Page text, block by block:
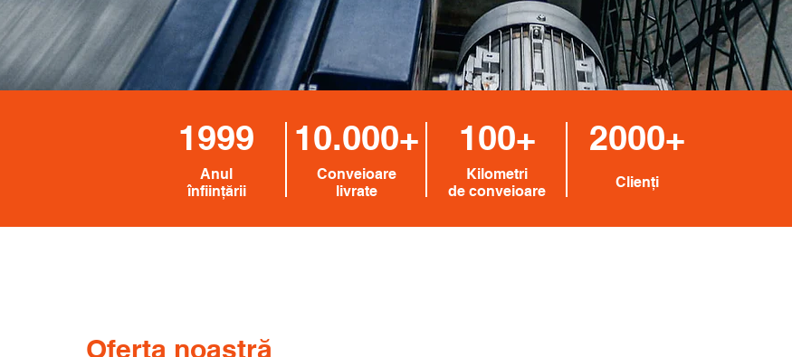
1999
Anul
înființării
10.000+
Conveioare
livrate
100+
Kilometri
de conveioare
2000+
Clienți
Oferta noastră